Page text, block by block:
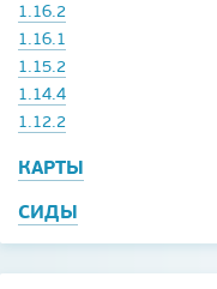
1.16.2
1.16.1
1.15.2
1.14.4
1.12.2
КАРТЫ
СИДЫ